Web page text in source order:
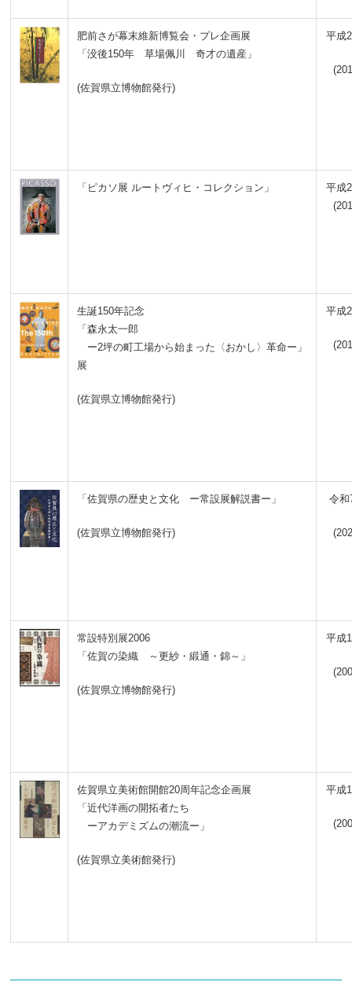
肥前さが幕末維新博覧会・プレ企画展
「没後150年 草場佩川 奇才の遺産」
(佐賀県立博物館発行)
平成
「ピカソ展 ルートヴィヒ・コレクション」
平成
生誕150年記念
「森永太一郎
ー2坪の町工場から始まった〈おかし〉革命ー」
展
(佐賀県立博物館発行)
平成
「佐賀県の歴史と文化 ー常設展解説書ー」
(佐賀県立博物館発行)
令和
常設特別展2006
「佐賀の染織 ～更紗・緞通・錦～」
(佐賀県立博物館発行)
平成
佐賀県立美術館開館20周年記念企画展
「近代洋画の開拓者たち
ーアカデミズムの潮流ー」
(佐賀県立美術館発行)
平成